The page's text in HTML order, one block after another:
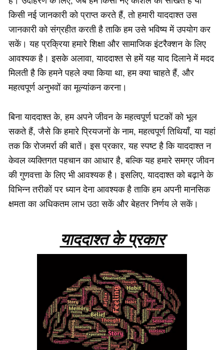
किसी नई जानकारी को प्राप्त करते हैं, तो हमारी याददाश्त उस
जानकारी को संग्रहीत करती है ताकि हम उसे भविष्य में उपयोग कर
सकें। यह प्रक्रिया हमारे शिक्षा और सामाजिक इंटरैक्शन के लिए
आवश्यक है। इसके अलावा, याददाश्त से हमें यह याद दिलाने में मदद
मिलती है कि हमने पहले क्या किया था, हम क्या चाहते हैं, और
महत्वपूर्ण अनुभवों का मूल्यांकन करना।
बिना याददाश्त के, हम अपने जीवन के महत्वपूर्ण घटकों को भूल
सकते हैं, जैसे कि हमारे प्रियजनों के नाम, महत्वपूर्ण तिथियाँ, या यहां
तक कि रोजमर्रा की बातें। इस प्रकार, यह स्पष्ट है कि याददाश्त न
केवल व्यक्तिगत पहचान का आधार है, बल्कि यह हमारे समग्र जीवन
की गुणवत्ता के लिए भी आवश्यक है। इसलिए, याददाश्त को बढ़ाने के
विभिन्न तरीकों पर ध्यान देना आवश्यक है ताकि हम अपनी मानसिक
क्षमता का अधिकतम लाभ उठा सकें और बेहतर निर्णय ले सकें।
याददाश्त के प्रकार